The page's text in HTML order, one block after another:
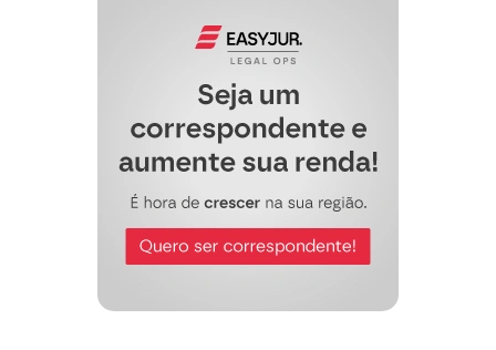
DELIMITAÇÃO DAS OBRIGAÇÕES
CONTRATUAIS
CONTROVERTIDAS
CPC, art. 330, § 2º
Observa-se que a relação contratual
entabulada entre as partes é de
empréstimo, razão qual o Autor, à luz da
regra contida no art. 330, § 2º, da
Legislação Adjetiva Civil, cuida de
balizar, com a exordial, as obrigações
contratuais alvo desta controvérsia
judicial.
O Promovente almeja alcançar